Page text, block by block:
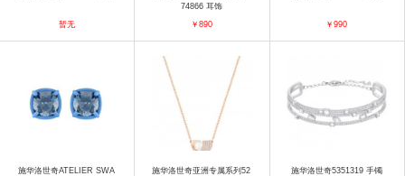
暂无
74866 耳饰
￥890
￥990
施华洛世奇ATELIER SWA 施华洛世奇亚洲专属系列52 施华洛世奇5351319 手镯